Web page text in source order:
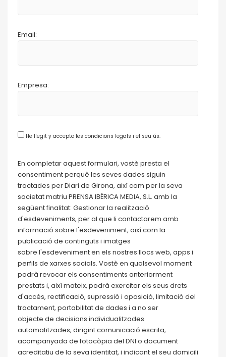
Email:
Empresa:
He llegit y accepto les condicions legals i el seu ús.
En completar aquest formulari, vostè presta el
consentiment perquè les seves dades siguin
tractades per Diari de Girona, així com per la seva
societat matriu PRENSA IBÉRICA MEDIA, S.L. amb la
següent finalitat: Gestionar la realització
d'esdeveniments, per al que li contactarem amb
informació sobre l'esdeveniment, així com la
publicació de continguts i imatges
sobre l'esdeveniment en els nostres llocs web, apps i
perfils de xarxes socials. Vostè en qualsevol moment
podrà revocar els consentiments anteriorment
prestats i, així mateix, podrà exercitar els seus drets
d'accés, rectificació, supressió i oposició, limitació del
tractament, portabilitatde dades i a no ser
objecte de decisions individualitzades
automatitzades, dirigint comunicació escrita,
acompanyada de fotocòpia del DNI o document
acreditatiu de la seva identitat, i indicant el seu domicili